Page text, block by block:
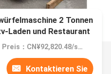
2 Tonnen
Laden und Restaurant
Preis：CN¥92,820.48/sets 1-2 sets
Kontaktieren Sie